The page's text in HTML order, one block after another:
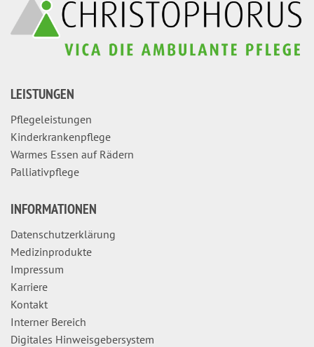
LEISTUNGEN
Pflegeleistungen
Kinderkrankenpflege
Warmes Essen auf Rädern
Palliativpflege
INFORMATIONEN
Datenschutzerklärung
Medizinprodukte
Impressum
Karriere
Kontakt
Interner Bereich
Digitales Hinweisgebersystem